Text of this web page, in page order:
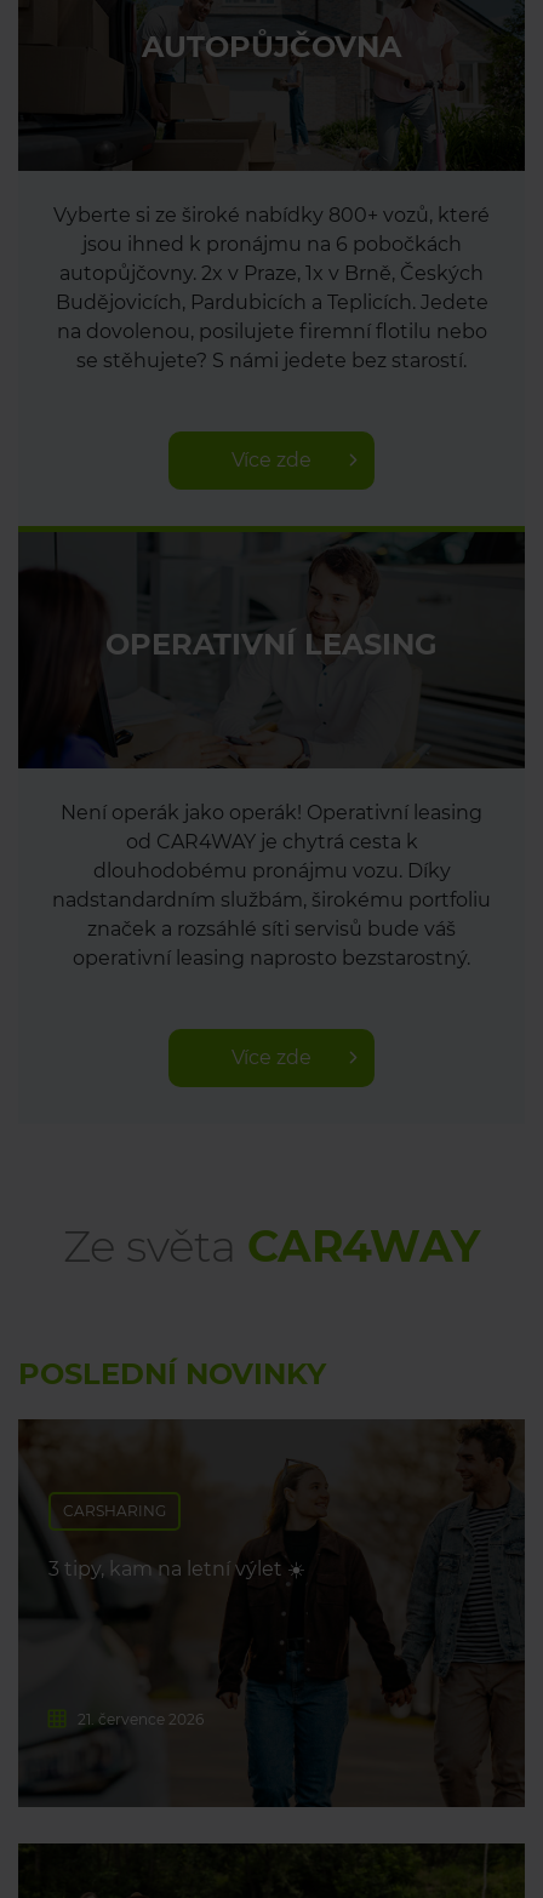
AUTOPŮJČOVNA
Vyberte si ze široké nabídky 800+ vozů, které
jsou ihned k pronájmu na 6 pobočkách
autopůjčovny. 2x v Praze, 1x v Brně, Českých
Budějovicích, Pardubicích a Teplicích. Jedete
na dovolenou, posilujete firemní flotilu nebo
se stěhujete? S námi jedete bez starostí.
Více zde
OPERATIVNÍ LEASING
Není operák jako operák! Operativní leasing
od CAR4WAY je chytrá cesta k
dlouhodobému pronájmu vozu. Díky
nadstandardním službám, širokému portfoliu
značek a rozsáhlé síti servisů bude váš
operativní leasing naprosto bezstarostný.
Více zde
Ze světa CAR4WAY
POSLEDNÍ NOVINKY
CARSHARING
3 tipy, kam na letní výlet ☀️
21. července 2026